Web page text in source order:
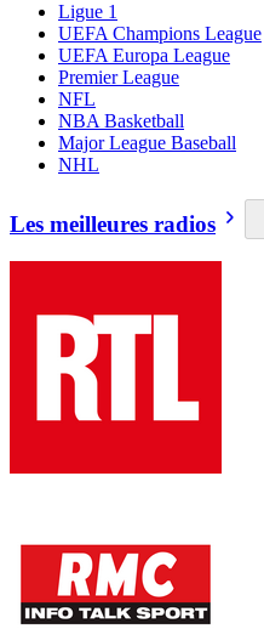
Ligue 1
UEFA Champions League
UEFA Europa League
Premier League
NFL
NBA Basketball
Major League Baseball
NHL
Les meilleures radios